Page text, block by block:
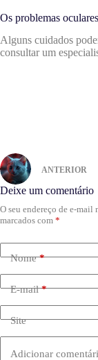
Os problemas
Alguns cuidados
consultar um
ANTERIOR
Deixe um comentário
O seu endereço de e-mail
marcados com *
Nome*
E-mail*
Site
Adicionar